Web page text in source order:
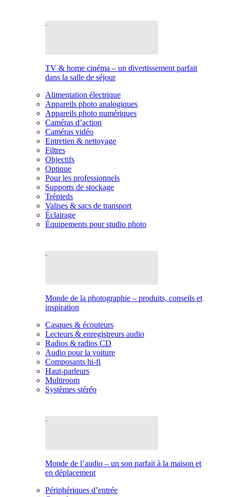
TV & home cinéma – un divertissement parfait
dans la salle de séjour
Alimentation électrique
Appareils photo analogiques
Appareils photo numériques
Caméras d’action
Caméras vidéo
Entretien & nettoyage
Filtres
Objectifs
Optique
Pour les professionnels
Supports de stockage
Trépieds
Valises & sacs de transport
Éclairage
Équipements pour studio photo
Monde de la photographie – produits, conseils et
inspiration
Casques & écouteurs
Lecteurs & enregistreurs audio
Radios & radios CD
Audio pour la voiture
Composants hi-fi
Haut-parleurs
Multiroom
Systèmes stéréo
Monde de l’audio – un son parfait à la maison et
en déplacement
Périphériques d’entrée